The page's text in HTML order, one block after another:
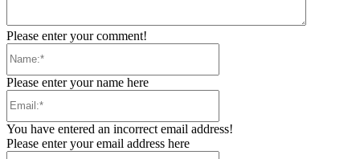
Please enter your comment!
Please enter your name here
You have entered an incorrect email address!
Please enter your email address here